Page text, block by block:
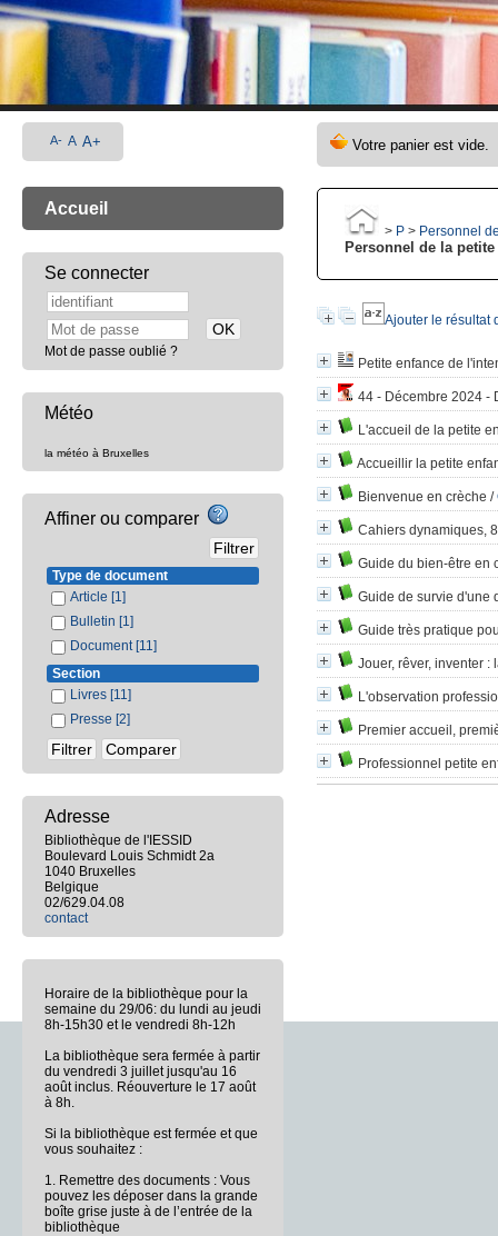
> P > Personnel
Personnel de la petite
Ajouter le résultat
Petite enfance de
44 - Décembre 2024 -
L'accueil de la petite
Accueillir la petite
Bienvenue en crèche /
Cahiers dynamiques,
Guide du bien-être en
Guide de survie d'une
Guide très pratique
Jouer, rêver, inventer :
L'observation
Premier accueil,
Professionnel petite
A- A A+
Accueil
Se connecter
Mot de passe oublié ?
Météo
la météo à Bruxelles
Affiner ou comparer
Type de document
Article [1]
Bulletin [1]
Document [11]
Section
Livres [11]
Presse [2]
Adresse
Bibliothèque de l'IESSID
Boulevard Louis Schmidt 2a
1040 Bruxelles
Belgique
02/629.04.08
contact
Horaire de la bibliothèque pour la
semaine du 29/06: du lundi au jeudi
8h-15h30 et le vendredi 8h-12h
La bibliothèque sera fermée à partir
du vendredi 3 juillet jusqu'au 16
août inclus. Réouverture le 17 août
à 8h.
Si la bibliothèque est fermée et que
vous souhaitez :
1. Remettre des documents : Vous
pouvez les déposer dans la grande
boîte grise juste à de l’entrée de la
bibliothèque